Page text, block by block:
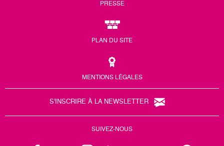
PRESSE
PLAN DU SITE
MENTIONS LÉGALES
S'INSCRIRE À LA NEWSLETTER
SUIVEZ-NOUS